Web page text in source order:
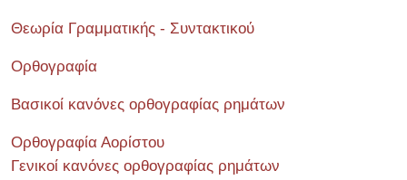
Θεωρία Γραμματικής - Συντακτικού
Ορθογραφία
Βασικοί κανόνες ορθογραφίας ρημάτων
Ορθογραφία Αορίστου
Γενικοί κανόνες ορθογραφίας ρημάτων